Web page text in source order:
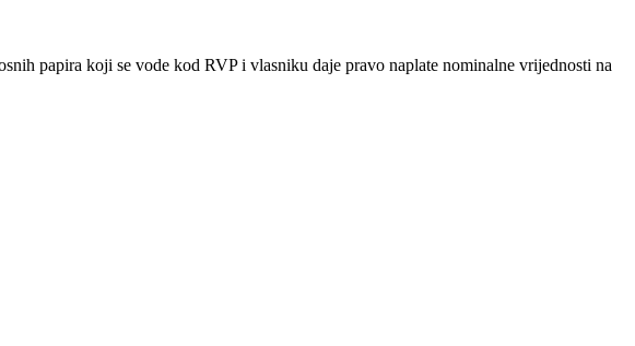
papira koji se vode kod RVP i vlasniku daje pravo naplate nominalne vrijednosti na